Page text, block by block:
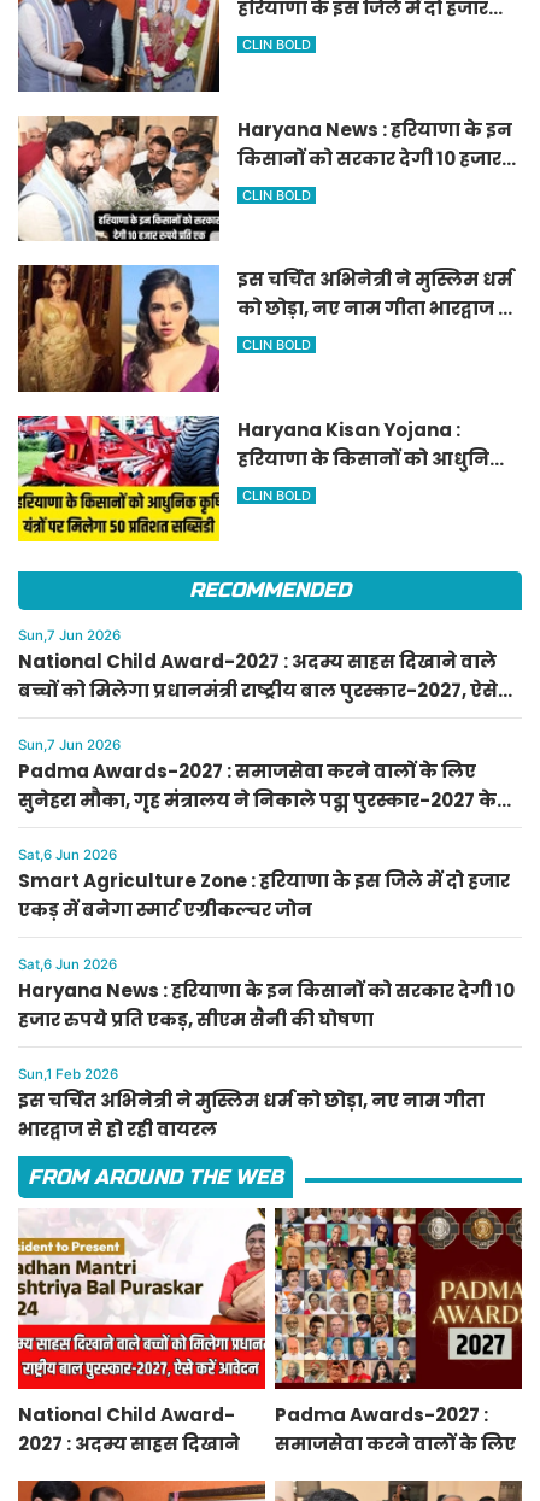
हरियाणा के इस जिले में दो हजार
एकड़ में बनेगा स्मार्ट एग्रीकल्चर
CLIN BOLD
Haryana News : हरियाणा के इन
किसानों को सरकार देगी 10 हजार
रुपये प्रति एकड़, सीएम सैनी की
CLIN BOLD
इस चर्चित अभिनेत्री ने मुस्लिम धर्म
को छोड़ा, नए नाम गीता भारद्वाज से
हो रही वायरल
CLIN BOLD
Haryana Kisan Yojana :
हरियाणा के किसानों को आधुनिक
कृषि यंत्रों पर मिलेगा 50 प्रतिशत
CLIN BOLD
RECOMMENDED
Sun,7 Jun 2026
National Child Award-2027 : अदम्य साहस दिखाने वाले
बच्चों को मिलेगा प्रधानमंत्री राष्ट्रीय बाल पुरस्कार-2027, ऐसे
करें आवेदन
Sun,7 Jun 2026
Padma Awards-2027 : समाजसेवा करने वालों के लिए
सुनेहरा मौका, गृह मंत्रालय ने निकाले पद्म पुरस्कार-2027 के
लिए आवेदन
Sat,6 Jun 2026
Smart Agriculture Zone : हरियाणा के इस जिले में दो हजार
एकड़ में बनेगा स्मार्ट एग्रीकल्चर जोन
Sat,6 Jun 2026
Haryana News : हरियाणा के इन किसानों को सरकार देगी 10
हजार रुपये प्रति एकड़, सीएम सैनी की घोषणा
Sun,1 Feb 2026
इस चर्चित अभिनेत्री ने मुस्लिम धर्म को छोड़ा, नए नाम गीता
भारद्वाज से हो रही वायरल
FROM AROUND THE WEB
National Child Award-
2027 : अदम्य साहस दिखाने
Padma Awards-2027 :
समाजसेवा करने वालों के लिए